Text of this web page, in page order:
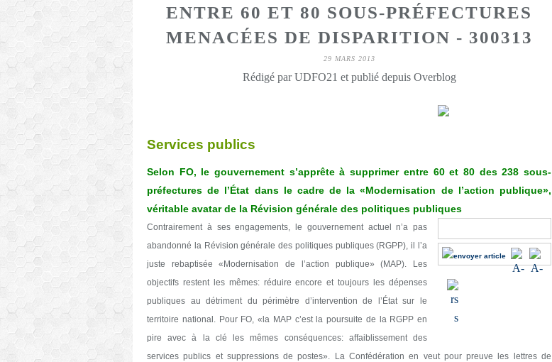
ENTRE 60 ET 80 SOUS-PRÉFECTURES
MENACÉES DE DISPARITION - 300313
29 MARS 2013
Rédigé par UDFO21 et publié depuis Overblog
Services publics
Selon FO, le gouvernement s’apprête à supprimer entre 60 et 80 des 238 sous-
préfectures de l’État dans le cadre de la «Modernisation de l’action publique»,
véritable avatar de la Révision générale des politiques publiques
h
r
o
n
f
a
b
h
r
a
h
r
t
h
r
l
h
a
r
e
r
h
a
t
o
r
e
S
S
Contrairement à ses engagements, le gouvernement actuel n’a pas
abandonné la Révision générale des politiques publiques (RGPP), il l’a
juste rebaptisée «Modernisation de l’action publique» (MAP). Les
objectifs restent les mêmes: réduire encore et toujours les dépenses
publiques au détriment du périmètre d’intervention de l’État sur le
territoire national. Pour FO, «la MAP c’est la poursuite de la RGPP en
pire avec à la clé les mêmes conséquences: affaiblissement des
services publics et suppressions de postes». La Confédération en veut pour preuve les lettres de